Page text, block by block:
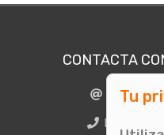
CONTACTA
BCN + 34
Tu